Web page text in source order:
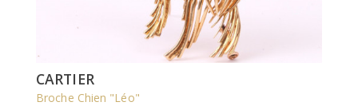
CARTIER
Broche Chien "Léo"